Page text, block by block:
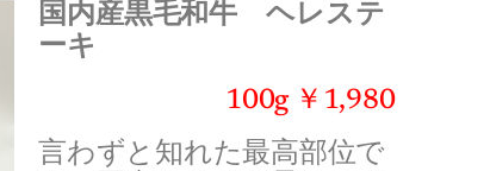
国内産黒毛和牛 ヘレステ
ーキ
100g ￥1,980
言わずと知れた最高部位で